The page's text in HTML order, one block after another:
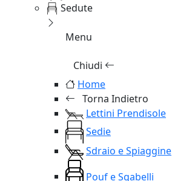
Sedute
Menu
Chiudi
Home
Torna Indietro
Lettini Prendisole
Sedie
Sdraio e Spiaggine
Pouf e Sgabelli